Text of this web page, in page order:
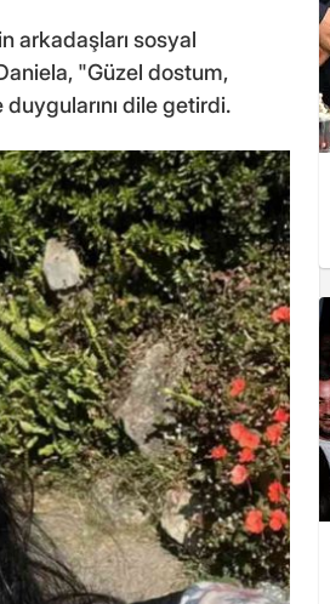
arkadaşları sosyal
"Güzel dostum,
dile getirdi.